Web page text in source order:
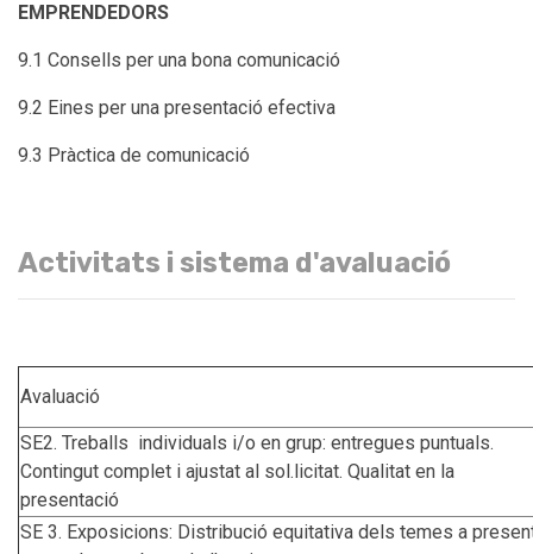
EMPRENDEDORS
9.1 Consells per una bona comunicació
9.2 Eines per una presentació efectiva
9.3 Pràctica de comunicació
Activitats i sistema d'avaluació
Avaluació
SE2. Treballs individuals i/o en grup: entregues puntuals.
Contingut complet i ajustat al sol.licitat. Qualitat en la
presentació
SE 3. Exposicions: Distribució equitativa dels temes a